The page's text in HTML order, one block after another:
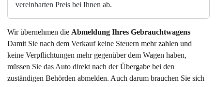
vereinbarten Preis bei Ihnen ab.
Wir übernehmen die Abmeldung Ihres Gebrauchtwagens
Damit Sie nach dem Verkauf keine Steuern mehr zahlen und
keine Verpflichtungen mehr gegenüber dem Wagen haben,
müssen Sie das Auto direkt nach der Übergabe bei den
zuständigen Behörden abmelden. Auch darum brauchen Sie sich